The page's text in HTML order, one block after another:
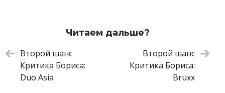
Читаем дальше?
Второй шанс
Критика Бориса:
Duo Asia
Второй шанс
Критика Бориса:
Bruxx